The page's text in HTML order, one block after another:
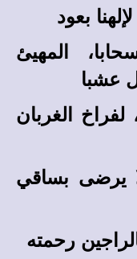
بعود
المهيئ
عشبا
الغربان
يرضى بساقي
رحمته